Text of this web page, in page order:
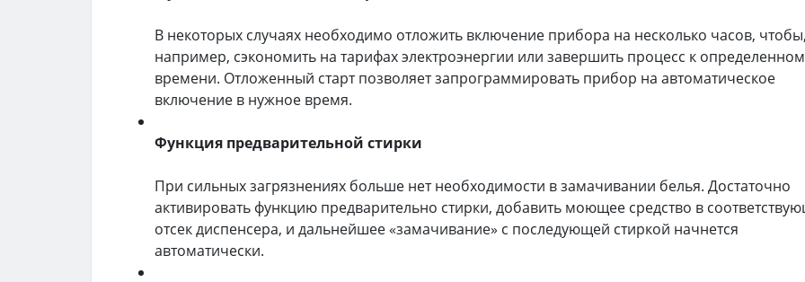
В некоторых случаях необходимо отложить включение прибора на несколько часов, чтобы,
например, сэкономить на тарифах электроэнергии или завершить процесс к
времени. Отложенный старт позволяет запрограммировать прибор на автоматическое
включение в нужное время.
Функция предварительной стирки
При сильных загрязнениях больше нет необходимости в замачивании белья. Достаточно
активировать функцию предварительно стирки, добавить моющее средство в
отсек диспенсера, и дальнейшее «замачивание» с последующей стиркой начнется
автоматически.